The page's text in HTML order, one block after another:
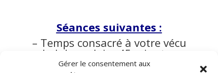
Gérer le consentement aux
Séances suivantes :
– Temps consacré à votre vécu
hebdomadaire 45 minutes
– Exercices de Relaxation Dynamique